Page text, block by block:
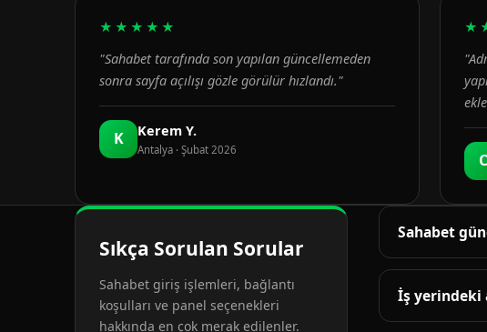
★★★★★
"Sahabet tarafında son yapılan güncellemeden
sonra sayfa açılışı gözle görülür hızlandı."
K Kerem Y.
Antalya · Şubat 2026
C
Sıkça Sorulan Sorular
Sahabet giriş işlemleri, bağlantı
koşulları ve panel seçenekleri
hakkında en çok merak edilenler.
Sahabet
Güncel adres
denetlenir;
İş yerindeki